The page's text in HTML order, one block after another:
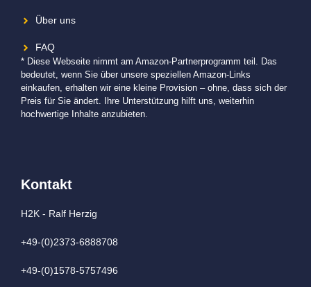
Über uns
FAQ
* Diese Webseite nimmt am Amazon-Partnerprogramm teil. Das
bedeutet, wenn Sie über unsere speziellen Amazon-Links
einkaufen, erhalten wir eine kleine Provision – ohne, dass sich der
Preis für Sie ändert. Ihre Unterstützung hilft uns, weiterhin
hochwertige Inhalte anzubieten.
Kontakt
H2K - Ralf Herzig
+49-(0)2373-6888708
+49-(0)1578-5757496